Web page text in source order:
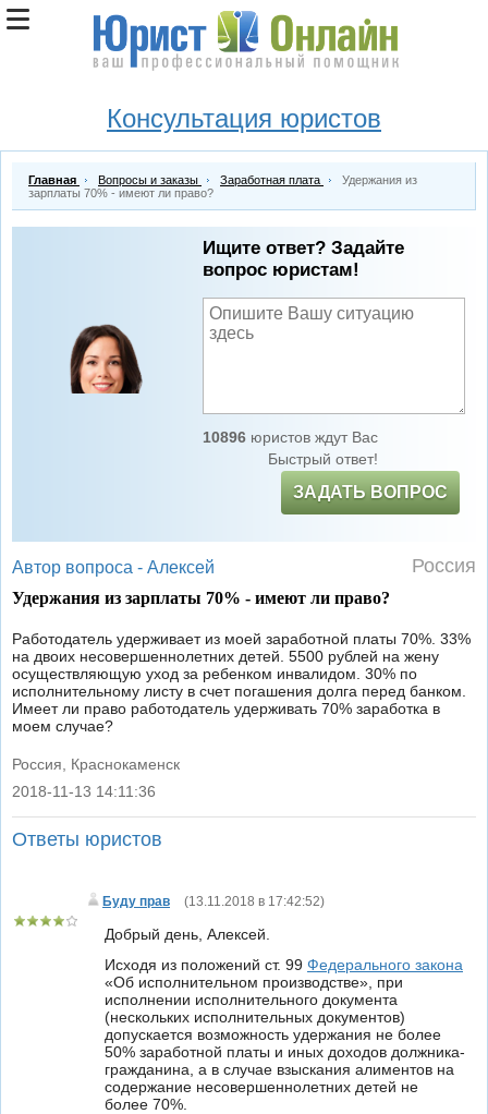
Консультация юристов
Главная Вопросы и заказы Заработная плата
Удержания из
зарплаты 70% - имеют ли право?
Ищите ответ? Задайте
вопрос юристам!
10896юристов ждут Вас
Быстрый ответ!
ЗАДАТЬ ВОПРОС
Автор вопроса - Алексей Россия
Удержания из зарплаты 70% - имеют ли право?
Работодатель удерживает из моей заработной платы 70%. 33%
на двоих несовершеннолетних детей. 5500 рублей на жену
осуществляющую уход за ребенком инвалидом. 30% по
исполнительному листу в счет погашения долга перед банком.
Имеет ли право работодатель удерживать 70% заработка в
моем случае?
Россия, Краснокаменск
|
2018-11-13 14:11:36
Ответы юристов
Буду прав (13.11.2018 в 17:42:52)
Добрый день, Алексей.
Исходя из положений ст. 99 Федерального закона
«Об исполнительном производстве», при
исполнении исполнительного документа
(нескольких исполнительных документов)
допускается возможность удержания не более
50% заработной платы и иных доходов должника-
гражданина, а в случае взыскания алиментов на
содержание несовершеннолетних детей не
более 70%.